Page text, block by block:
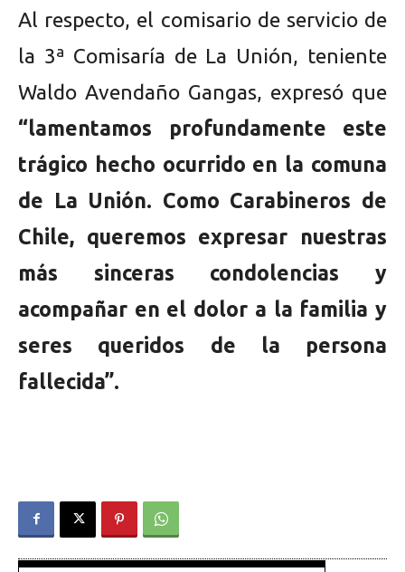
Al respecto, el comisario de servicio de
la 3ª Comisaría de La Unión, teniente
Waldo Avendaño Gangas, expresó que
“lamentamos profundamente este
trágico hecho ocurrido en la comuna
de La Unión. Como Carabineros de
Chile, queremos expresar nuestras
más sinceras condolencias y
acompañar en el dolor a la familia y
seres queridos de la persona
fallecida”.